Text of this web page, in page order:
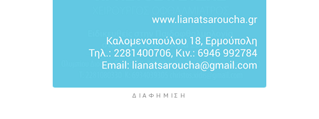
ΔΙΑΦΉΜΙΣΗ